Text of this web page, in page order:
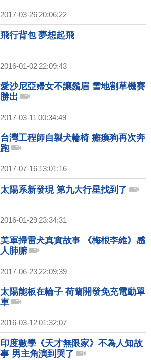
2017-03-26 20:06:22
飛行背包 夢想起飛
2016-01-02 22:09:43
愛沙尼亞婦女不讓鬚眉 雪地割草機賽
勝出
2017-03-11 00:34:49
台灣工程師自製犬輪椅 癱瘓狗再次奔
跑
2017-07-16 13:01:16
太陽系新發現 第九大行星找到了
2016-01-29 23:34:31
美軍掃雷犬真實故事 《梅根李維》感
人肺腑
2017-06-23 22:09:39
太陽能板在輪子 荷蘭開發免充電動單
車
2016-03-12 01:32:07
印度數學《天才無限家》不為人知故
事 男主角演到哭了